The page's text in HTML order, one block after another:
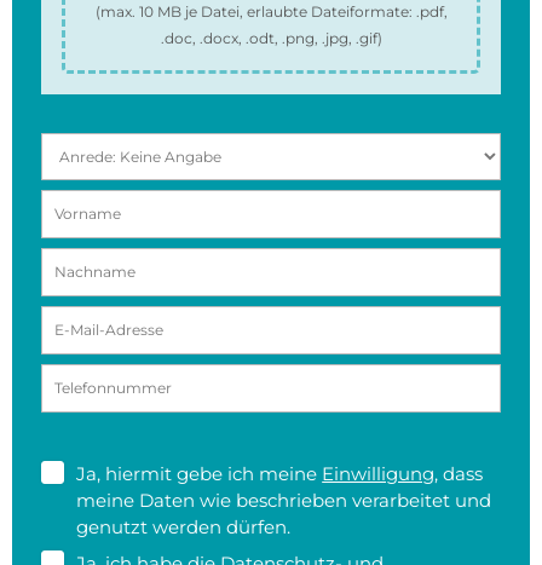
(max. 10 MBje Datei, erlaubte Dateiformate: .pdf,
.doc, .docx, .odt, .png, .jpg, .gif)
Ja, hiermit gebe ich meine Einwilligung, dass
meine Daten wie beschrieben verarbeitet und
genutzt werden dürfen.